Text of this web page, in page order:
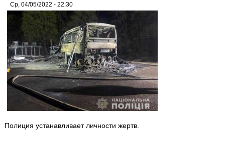
Ср, 04/05/2022 - 22:30
Полиция устанавливает личности жертв.